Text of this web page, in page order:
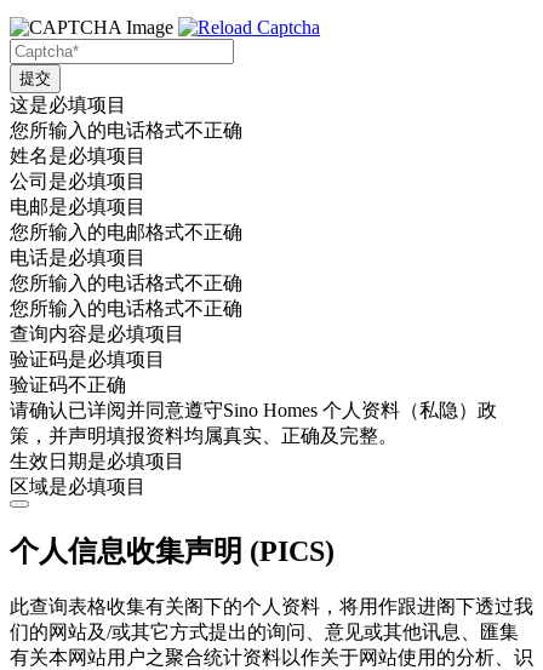
这是必填项目
您所输入的电话格式不正确
姓名是必填项目
公司是必填项目
电邮是必填项目
您所输入的电邮格式不正确
电话是必填项目
您所输入的电话格式不正确
您所输入的电话格式不正确
查询内容是必填项目
验证码是必填项目
验证码不正确
请确认已详阅并同意遵守Sino Homes 个人资料（私隐）政
策，并声明填报资料均属真实、正确及完整。
生效日期是必填项目
区域是必填项目
个人信息收集声明 (PICS)
此查询表格收集有关阁下的个人资料，将用作跟进阁下透过我
们的网站及/或其它方式提出的询问、意见或其他讯息、匯集
有关本网站用户之聚合统计资料以作关于网站使用的分析、识